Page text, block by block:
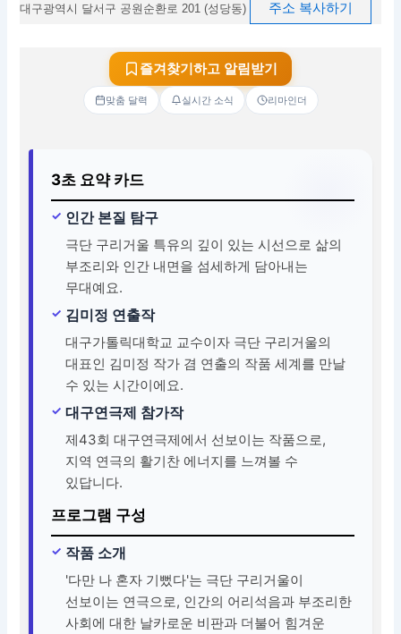
대구광역시 달서구 공원순환로 201 (성당동) 주소 복사하기
즐겨찾기하고 알림받기
맞춤 달력 실시간 소식 리마인더
3초 요약 카드
인간 본질 탐구
극단 구리거울 특유의 깊이 있는 시선으로 삶의
부조리와 인간 내면을 섬세하게 담아내는
무대예요.
김미정 연출작
대구가톨릭대학교 교수이자 극단 구리거울의
대표인 김미정 작가 겸 연출의 작품 세계를 만날
수 있는 시간이에요.
대구연극제 참가작
제43회 대구연극제에서 선보이는 작품으로,
지역 연극의 활기찬 에너지를 느껴볼 수
있답니다.
프로그램 구성
작품 소개
'다만 나 혼자 기뻤다'는 극단 구리거울이
선보이는 연극으로, 인간의 어리석음과 부조리한
사회에 대한 날카로운 비판과 더불어 힘겨운